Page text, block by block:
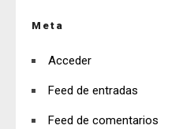
Meta
Acceder
Feed de entradas
Feed de comentarios